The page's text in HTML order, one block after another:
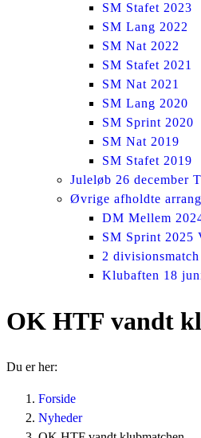
SM Stafet 2023
SM Lang 2022
SM Nat 2022
SM Stafet 2021
SM Nat 2021
SM Lang 2020
SM Sprint 2020
SM Nat 2019
SM Stafet 2019
Juleløb 26 december
Øvrige afholdte
DM Mellem
SM Sprint 2025
2
Klubaften 18
OK HTF vandt
Du er her:
Forside
Nyheder